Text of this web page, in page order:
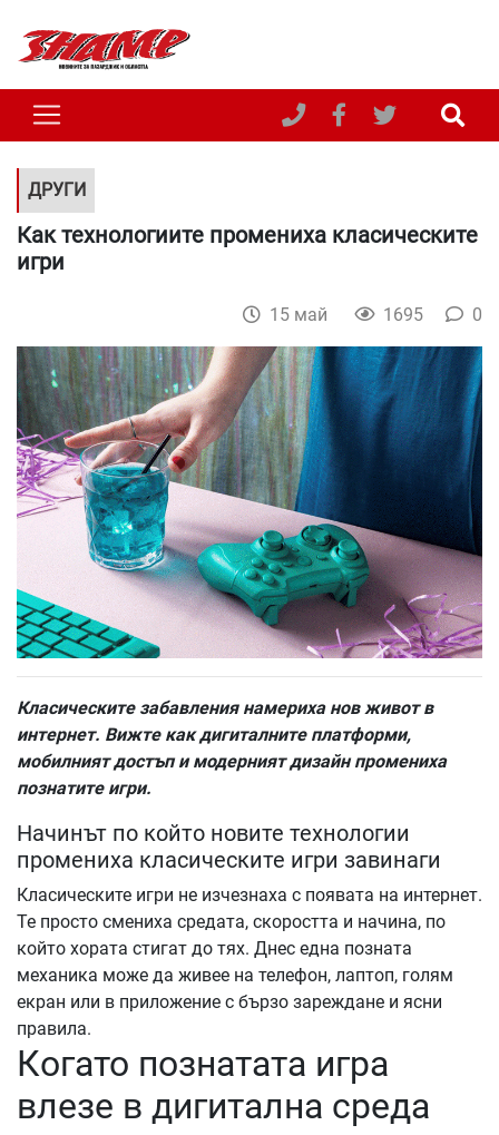
ДРУГИ
Как технологиите промениха класическите
игри
15 май 1695 0
Класическите забавления намериха нов живот в
интернет. Вижте как дигиталните платформи,
мобилният достъп и модерният дизайн промениха
познатите игри.
Начинът по който новите технологии
промениха класическите игри завинаги
Класическите игри не изчезнаха с появата на интернет.
Те просто смениха средата, скоростта и начина, по
който хората стигат до тях. Днес една позната
механика може да живее на телефон, лаптоп, голям
екран или в приложение с бързо зареждане и ясни
правила.
Когато познатата игра
влезе в дигитална среда